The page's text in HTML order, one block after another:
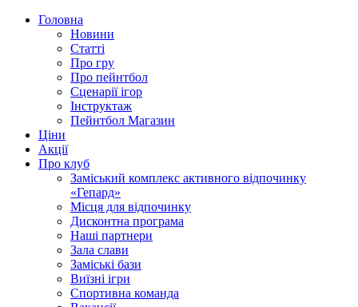
Головна
Новини
Статті
Про гру
Про пейнтбол
Сценарії ігор
Інструктаж
Пейнтбол Магазин
Ціни
Акції
Про клуб
Заміський комплекс активного відпочинку
«Гепард»
Місця для відпочинку
Дисконтна програма
Наші партнери
Зала слави
Заміські бази
Виїзні ігри
Спортивна команда